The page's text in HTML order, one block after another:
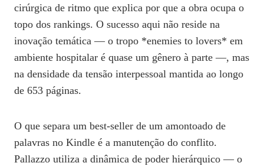
cirúrgica de ritmo que explica por que a obra ocupa o
topo dos rankings. O sucesso aqui não reside na
inovação temática — o tropo *enemies to lovers* em
ambiente hospitalar é quase um gênero à parte —, mas
na densidade da tensão interpessoal mantida ao longo
de 653 páginas.
O que separa um best-seller de um amontoado de
palavras no Kindle é a manutenção do conflito.
Pallazzo utiliza a dinâmica de poder hierárquico — o